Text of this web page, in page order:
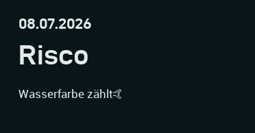
08.07.2026
Risco
Wasserfarbe zählt🤙